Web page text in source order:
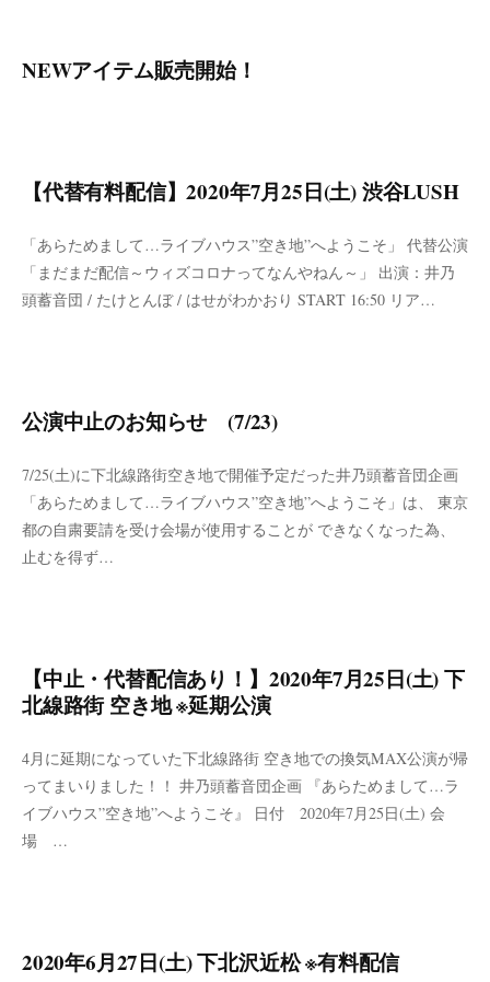
NEWアイテム販売開始！
【代替有料配信】2020年7月25日(土) 渋谷LUSH
「あらためまして…ライブハウス”空き地”へようこそ」 代替公演
「まだまだ配信～ウィズコロナってなんやねん～」 出演：井乃
頭蓄音団 / たけとんぼ / はせがわかおり START 16:50 リア…
公演中止のお知らせ (7/23)
7/25(土)に下北線路街空き地で開催予定だった井乃頭蓄音団企画
「あらためまして…ライブハウス”空き地”へようこそ」は、 東京
都の自粛要請を受け会場が使用することが できなくなった為、
止むを得ず…
【中止・代替配信あり！】2020年7月25日(土) 下
北線路街 空き地 ※延期公演
4月に延期になっていた下北線路街 空き地での換気MAX公演が帰
ってまいりました！！ 井乃頭蓄音団企画 『あらためまして…ラ
イブハウス”空き地”へようこそ』 日付 2020年7月25日(土) 会
場 …
2020年6月27日(土) 下北沢近松 ※有料配信